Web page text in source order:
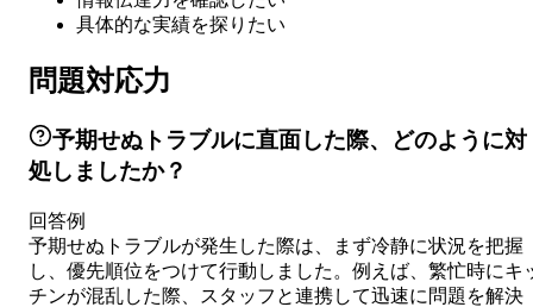
具体的な実績を探りたい
問題対応力
予期せぬトラブルに直面した際、どのように対
処しましたか？
回答例
予期せぬトラブルが発生した際は、まず冷静に状況を把握
し、優先順位をつけて行動しました。例えば、繁忙時にキ
チンが混乱した際、スタッフと連携して迅速に問題を解決